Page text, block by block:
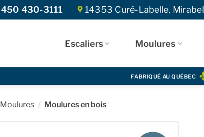
14353 Curé-Labelle, Mirabel
450 430-3111
Escaliers Moulures
FABRIQUÉ AU QUÉBEC
Moulures / Moulures en bois